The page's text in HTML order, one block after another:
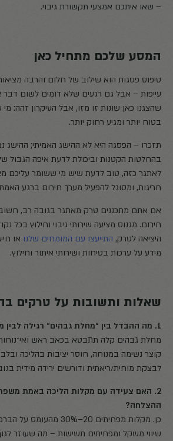
– שאו איתכם אמצעי תקשורת גיבוי.
המסע שלכם מתחיל כאן
טיפוס פסגות הוא שילוב של חלום והרבה
עייפות – אבל גם רגעים שלא דומים לשום
שהצגנו כאן שונות זו מזו, אבל העיקרון זהה:
בטוח יותר ומגיע רחוק יותר.
תזכרו – הפסגה היא לא ההישג האמיתי;
בהחלטות הקטנות וביכולת לדעת איפה הגבול
לאתגר כזה, טוב לדעת שיש מי ששומר עליכם
חריגות, ומסוגל להפעיל מערך חירום ברגע
אם אתם מתכננים טרק מאתגר בגובה רב, חשוב
היציאה לטרק, התייעצו עם המומחים שלנו או
מידע על ערכות בטיחות ושירותי איתור וחילוץ.
שאלות ותשובות על טרקים
1. מה ההבדל בין “מחלת גבהים” רגילה לבין מצב מסכן חיים?
מחלת גבהים קלה תתבטא בכאב ראש
קוצר נשימה במנוחה, חוסר יציבות בהליכה
לבצקת מוחית/ריאתית ודורשים ירידה מידית
2. האם צעידה עם מקלות הליכה באמת
ההצלחה?
כן. מקלות מפחיתים 20–30%
שיווי משקל ומפחיתים תשישות – מה שעוזר